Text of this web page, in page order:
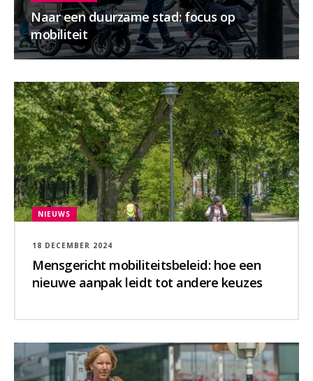
Naar een duurzame stad: focus op
mobiliteit
Mensgericht mobiliteitsbeleid: hoe een
nieuwe aanpak leidt tot andere keuzes
18 DECEMBER 2024
NIEUWS